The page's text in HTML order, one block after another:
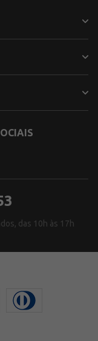
das 10h às 17h